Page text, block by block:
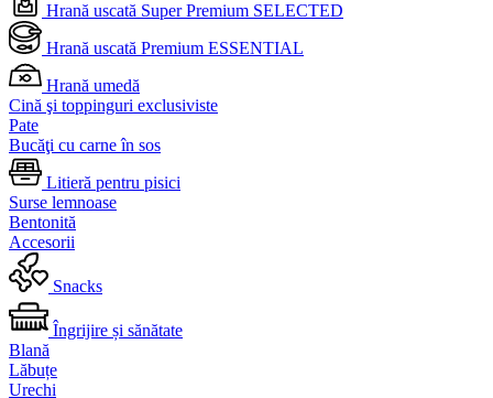
Hrană uscată Super Premium SELECTED
Hrană uscată Premium ESSENTIAL
Hrană umedă
Cină şi toppinguri exclusiviste
Pate
Bucăţi cu carne în sos
Litieră pentru pisici
Surse lemnoase
Bentonită
Accesorii
Snacks
Îngrijire și sănătate
Blană
Lăbuțe
Urechi